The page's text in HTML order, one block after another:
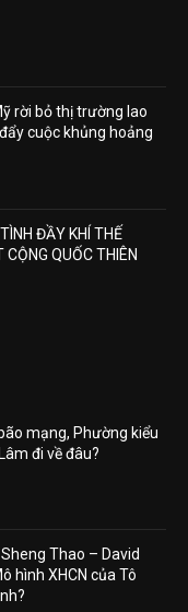
rời bỏ thị trường lao
cuộc khủng hoảng
ĐẦY KHÍ THẾ
CỘNG QUỐC THIÊN
mạng, Phường kiểu
đi về đâu?
Thao – David
hình XHCN của Tô